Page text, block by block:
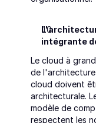
intégrante
Le cloud à
de
cloud doivent
architecturale.
modèle de
respectent les